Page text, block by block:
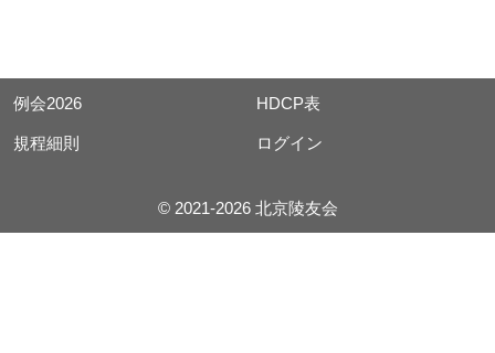
例会2026 HDCP表
規程細則 ログイン
© 2021-2026 北京陵友会